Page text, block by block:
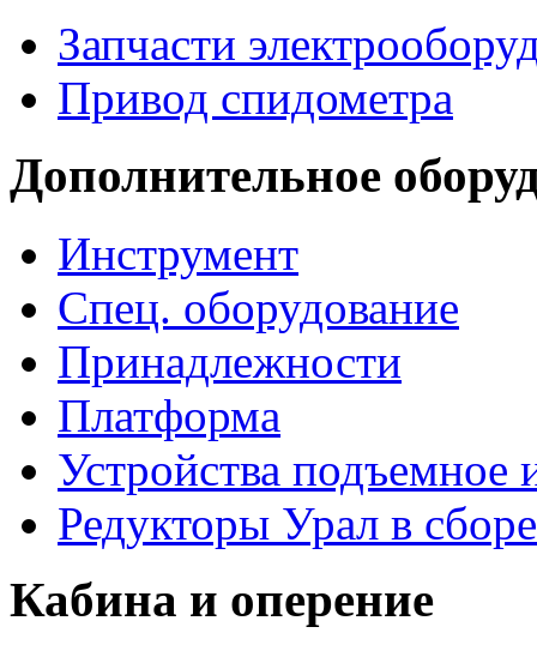
Запчасти
Привод спидометра
Дополнительное
Инструмент
Спец. оборудование
Принадлежности
Платформа
Устройства
Редукторы Урал в сборе
Кабина и оперение